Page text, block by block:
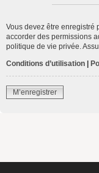
Vous devez être enregistré
accorder des permissions
politique de vie privée.
Conditions d’utilisation
M’enregistrer